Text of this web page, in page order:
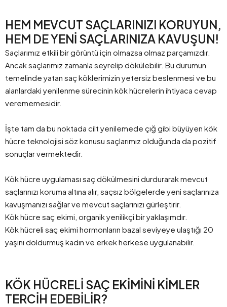
HEM MEVCUT SAÇLARINIZI KORUYUN,
HEM DE YENİ SAÇLARINIZA KAVUŞUN!
Saçlarımız etkili bir görüntü için olmazsa olmaz parçamızdır.
Ancak saçlarımız zamanla seyrelip dökülebilir. Bu durumun
temelinde yatan saç köklerimizin yetersiz beslenmesi ve bu
alanlardaki yenilenme sürecinin kök hücrelerin ihtiyaca cevap
verememesidir.
İşte tam da bu noktada cilt yenilemede çığ gibi büyüyen kök
hücre teknolojisi söz konusu saçlarımız olduğunda da pozitif
sonuçlar vermektedir.
Kök hücre uygulaması saç dökülmesini durdurarak mevcut
saçlarınızı koruma altına alır, saçsız bölgelerde yeni saçlarınıza
kavuşmanızı sağlar ve mevcut saçlarınızı gürleştirir.
Kök hücre saç ekimi, organik yenilikçi bir yaklaşımdır.
Kök hücreli saç ekimi hormonların bazal seviyeye ulaştığı 20
yaşını doldurmuş kadın ve erkek herkese uygulanabilir.
KÖK HÜCRELİ SAÇ EKİMİNİ KİMLER
TERCİH EDEBİLİR?